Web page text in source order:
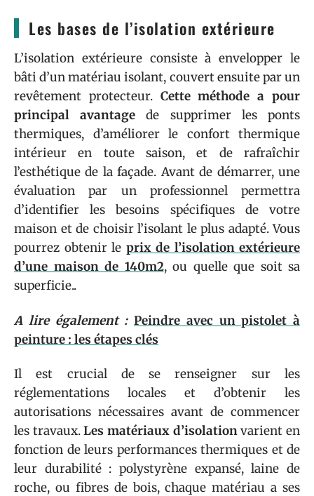
Les bases de l’isolation extérieure
L’isolation extérieure consiste à envelopper le
bâti d’un matériau isolant, couvert ensuite par un
revêtement protecteur. Cette méthode a pour
principal avantage de supprimer les ponts
thermiques, d’améliorer le confort thermique
intérieur en toute saison, et de rafraîchir
l’esthétique de la façade. Avant de démarrer, une
évaluation par un professionnel permettra
d’identifier les besoins spécifiques de votre
maison et de choisir l’isolant le plus adapté. Vous
pourrez obtenir le prix de l’isolation extérieure
d’une maison de 140m2, ou quelle que soit sa
superficie..
A lire également : Peindre avec un pistolet à
peinture : les étapes clés
Il est crucial de se renseigner sur les
réglementations locales et d’obtenir les
autorisations nécessaires avant de commencer
les travaux.Les matériaux d’isolationvarient en
fonction de leurs performances thermiques et de
leur durabilité : polystyrène expansé, laine de
roche, ou fibres de bois, chaque matériau a ses